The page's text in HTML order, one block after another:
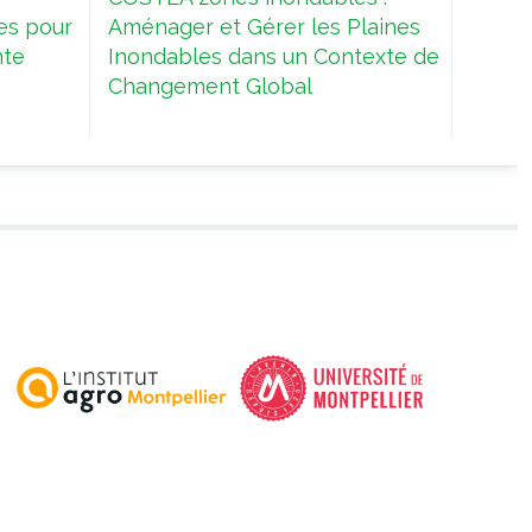
pour
Aménager et Gérer les Plaines
Inondables dans un Contexte de
Changement Global